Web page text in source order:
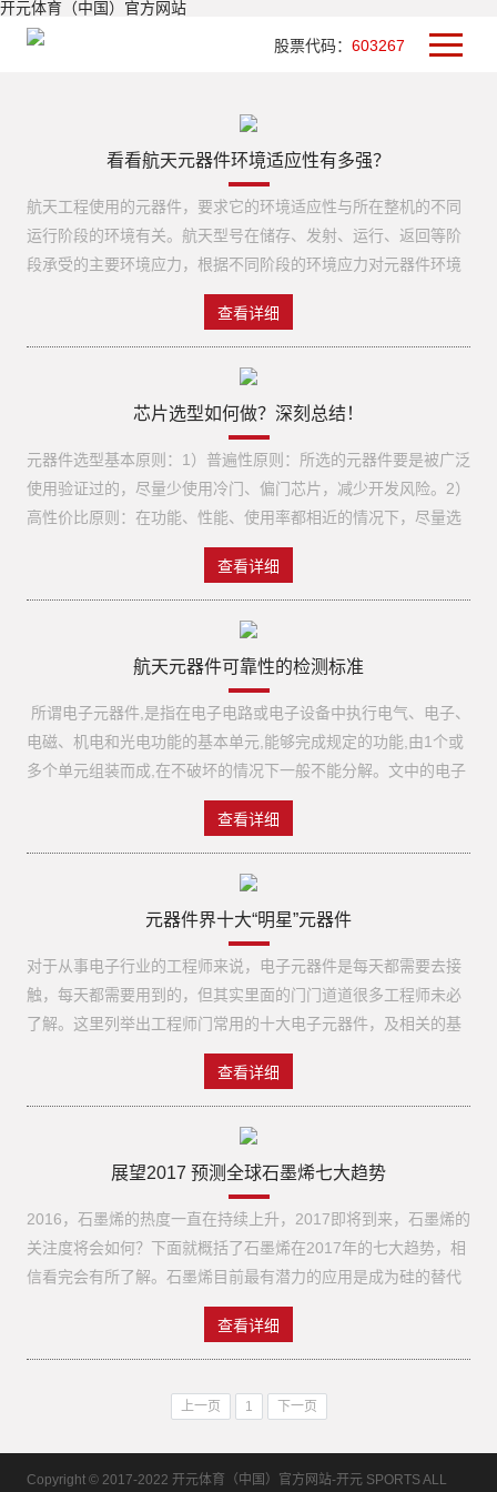
开元体育（中国）官方网站
股票代码： 603267
看看航天元器件环境适应性有多强？
航天工程使用的元器件，要求它的环境适应性与所在整机的不同
运行阶段的环境有关。航天型号在储存、发射、运行、返回等阶
段承受的主要环境应力，根据不同阶段的环境应力对元器件环境
适应性提出不同的要求。 01储存阶段航天型号总装完成至发射之
前这一段时间，为航天工程的储存阶段。大多数航天器的储存周
期较短，所用元器件一般都能适应其储存环境。但有些战略武器
储存周期长达20至30年，在此阶段航天型号要在地面承受气候
（温度、湿度、盐雾等）、机械（运输过程的振动、冲击等）、
电磁（静电放电、电磁干扰等）以及霉菌等环境的影响。但大多
数元器件都能适应这些储存环境，个别元器件可采取“三防”（防
潮、防盐雾、防霉菌）、减振、静电屏蔽等防护措施，以适应航
天型号在地面的储存环境。一般当元器件的设计、材料、工艺不
存在严重缺陷时，绝大多数元器件基本具备了航天型号在一定储
存周期的环境适应性。 02发射阶段航天型号在靶场发射后入轨至
酷得多的环境影响。在导弹、运载火箭起飞及动力飞行阶段，航
天器及运载火箭将经受各种严酷的机械环境考验。发射阶段的环
境包括： （1）加速度环境在航天飞行器发过程中，发动机的推
力使航天飞行器速度迅猛增加，航天飞行器承受的加速度也不断
增加，最大值一般出现在发动机关机前。 （2）随机振动环境航
天飞行器主动飞行阶段存在发动机推力脉动，它是由发动机燃烧
参数不稳定引起的，推力脉动引起的振动呈现随机振动的特
性。 （3）瞬态环境航天飞行器的运动状态产生突然变化的环境
称为瞬态环境。发射过程中各种飞行事件的改变都有可能发生瞬
（0.5至100Hz）瞬态环境；航天器/火箭分离等环节将发生高频
（100至1000Hz）瞬态环境。 （4）声环境在航天飞行器的起飞
阶段及一级（跨声速）飞行阶段，发动机的喷流噪声和气动噪声
将产生频率为100至10000Hz的声环境。 以上是航天型号发射阶
至断裂。但对所有元器件只要本身无致命缺陷，通过了鉴定检验
射阶段环境考验的。 03运行阶段航天工程发射阶段完成进入正常
行周期很短（以小时计），航天器的运行周期较长（以年计），
其承受的环境影响也有很大差异。除部分导弹外，大多数航天型
号的运行阶段是在空间运行，所以其经历的环境称为空间环境。
空间环境主要包括：真空、热、辐射、微流星和原子氧等环
境。 （1）真空环境可用地球周围空间大气密度的高低来描述真
空环境，但环境真空度的高低一般不用大气密度而是用大气压力
来表征，大气压力随着距离地球表面高度的增加基本上按指数规
律下降。元器件在真空环境中将产生真空释气，元器件的表面涂
元器件产生不利影响，处于真空中的非密封继电器还可能产生“真
查看详细
芯片选型如何做？深刻总结！
元器件选型基本原则：1）普遍性原则：所选的元器件要是被广泛
使用验证过的，尽量少使用冷门、偏门芯片，减少开发风险。2）
高性价比原则：在功能、性能、使用率都相近的情况下，尽量选
择性价比较高的元器件，降低成本。3）采购方便原则：尽量选择
容易买到、供货周期短的元器件。4）持续发展原则：尽量选择在
可预见的时间内不会停产的元器件。5）可替代原则：尽量选择
pin to pin兼容芯片品牌比较多的元器件。6）向上兼容原则：尽
量选择以前老产品用过的元器件。7）资源节约原则：尽量用上元
器件的全部功能和管脚。芯片的选型过程是对各个维度考量的折
衷。 全流程关注芯片属性1、我们在选型的时候，需要考虑试产
的情况、同时需要考虑批量生产时的情况。小批量采购的价格、
供货周期、样片申请；同时需要关注，大批量之后的价格和供货
周期。有可能批量变大之后，供货的价格没有优势、或者批量大
了之后，产能不足。另外，根据自己的实际采购情况，找对应量
些代理商的供货量级都是有要求的。之前，有一个选型，选择了
ST的STM32F427IGT6，原厂很给力帮忙申请样片。但是在采购
的过程中碰到困难，虽然我们希望整盘采购，但是由于其代理商
出货量都有一定的要求，导致价格跟一开始通过原厂了解到的价
格不一致。要高出很多。同时由于整个行业使用该芯片的场景不
是很多，所以导致淘宝价格非常贵，根本没法接受。同时，有做
芯片销售的朋友说是由于无人机厂家大量使用，导致有人在炒这
颗芯片的价格，所以导致很难买到。2、关注器件本身的生命周期
与产品生命周期的匹配。对于通信设备一般要求我们选用的器件
当时的一个新硬件平台，产品规划的时候是用于替代发货量在百
万级单板数量的成熟平台。由于切换周期比较长。新产品在完成
开发1~2年之后，才逐步上量。其中一个DSP电路板，外设存储
是SDRAM。正在产品准备铺量的时候，镁光等几大内存芯片厂
找台湾的小厂进行器件替代。所以在器件选型的时候，充分体现
查看详细
航天元器件可靠性的检测标准
所谓电子元器件,是指在电子电路或电子设备中执行电气、电子、
电磁、机电和光电功能的基本单元,能够完成规定的功能,由1个或
多个单元组装而成,在不破坏的情况下一般不能分解。文中的电子
元器件包括电阻、电容、电感、电线电缆、微电路、半导体分立
器件、开关、继电器、电连接器、电池、磁性元件等。本文结合
某航天产品研制过程中的情况,对航天产品的元器件质量保证流程
进行了分析和探讨。 1、航天产品的发展对电子元器件的要求目
前,航天事业的发展进入了一个新的发展阶段。随着载人飞船的发
射成功,新一代航天产品的研制生产也正在逐步展开。例如,星载
SAR(合成孔径雷达)具有全天时、全天候的特点和一定的穿透能
力,已成为对地观察的重要手段,而相控阵体制的SAR更是代表当今
世界的最新发展趋势和最新技术水平。在研制采用一维相扫相控
阵体制SAR的通信卫星时,这些新的航天产品对电子元器件在技
术、品种、数量上,特别是在质量、可靠性、寿命、小型化和低功
在航天产品中的地位电子元器件是航天产品不可缺少的重要组成
部分,是其赖以提高性能和可靠性水平的重要技术基础 之一。航天
事业发展的历程告诉我们,电子元器件的性能、质量与可靠性是航
天产品成败的关键性因素之一。据有关资料介绍,20世纪90年代,
航天系统曾开展过一次质量清理整顿工作,对20多个型号在研制试
验中暴露出来的3000多个问题进行了统计分析,其中设计方面约占
25.1%,制造(含工艺)方面约占24%,电子元器件方面约占26%,管理
方面约占15%,其他约占10%。从上述比例看,电子元器件存在的质
题之一。例如:在某航天产品初样研制阶段共使用元器件92项,失
查看详细
元器件界十大“明星”元器件
对于从事电子行业的工程师来说，电子元器件是每天都需要去接
触，每天都需要用到的，但其实里面的门门道道很多工程师未必
了解。这里列举出工程师门常用的十大电子元器件，及相关的基
础概念和知识，和大家一起温习一遍。一、电阻：作为电子行业
的工作者，电阻是无人不知无人不晓的。它的重要性，毋庸置
疑。人们都说“电阻是所有电子电路中使用最多的元件。”电阻，
因为物质对电流产生的阻碍作用，所以称其该作用下的电阻物
质。电阻将会导致电子流通量的变化，电阻越小，电子流通量越
大，反之亦然。没有电阻或电阻很小的物质称其为电导体，简称
导体。不能形成电流传输的物质称为电绝缘体，简称绝缘体。在
物理学中，用电阻(Resistance)来表示导体对电流阻碍作用的大
小。导体的电阻越大，表示导体对电流的阻碍作用越大。不同的
导体，电阻一般不同，电阻是导体本身的一种特性。电阻元件是
对电流呈现阻碍作用的耗能元件。电阻元件的电阻值大小一般与
义为温度每升高1℃时电阻值发生变化的百分数。 电阻在电路中
主要作用为分流、限流、分压、偏置等。二、电容电容(或电容
量，Capacitance)指的是在给定电位差下的电荷储藏量;记为C，
查看详细
展望2017 预测全球石墨烯七大趋势
2016，石墨烯的热度一直在持续上升，2017即将到来，石墨烯的
关注度将会如何？下面就概括了石墨烯在2017年的七大趋势，相
信看完会有所了解。石墨烯目前最有潜力的应用是成为硅的替代
品，制造超微型晶体管，用来生产未来的超级计算机。用石墨烯
取代硅，计算机处理器的运行速度将会快数百倍。2016，石墨烯
的热度一直在持续上升，2017即将到来，石墨烯的关注度将会如
何？下面就概括了石墨烯在2017年的七大趋势，相信看完会有所
了解：趋势一：石墨烯价格将持续回落无论是石墨烯膜还是石墨
烯微片的价格都将会进一步降低。在石墨烯膜方面，小尺寸的石
墨烯膜价格下降比较快，而大尺寸的石墨烯薄膜还是稀缺产品，
查看详细
上一页 1 下一页
Copyright © 2017-2022 开元体育（中国）官方网站-开元 SPORTS ALL